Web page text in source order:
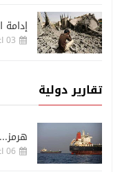
إدامة
03 اغسطس, 2026
تقارير دولية
06 اغسطس, 2026